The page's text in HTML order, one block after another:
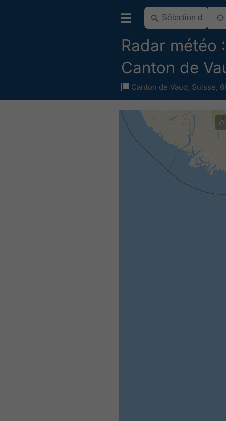
Radar météo :
Canton de
Canton de Vaud, Suisse,
©